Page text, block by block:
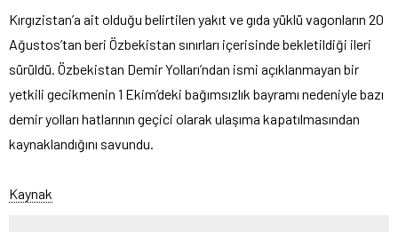
Kırgızistan’a ait olduğu belirtilen yakıt ve gıda yüklü vagonların 20
Ağustos’tan beri Özbekistan sınırları içerisinde bekletildiği ileri
sürüldü. Özbekistan Demir Yolları’ndan ismi açıklanmayan bir
yetkili gecikmenin 1 Ekim’deki bağımsızlık bayramı nedeniyle bazı
demir yolları hatlarının geçici olarak ulaşıma kapatılmasından
kaynaklandığını savundu.
Kaynak